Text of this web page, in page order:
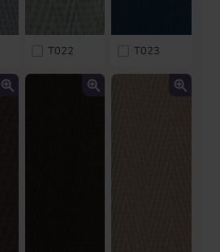
T022 T023